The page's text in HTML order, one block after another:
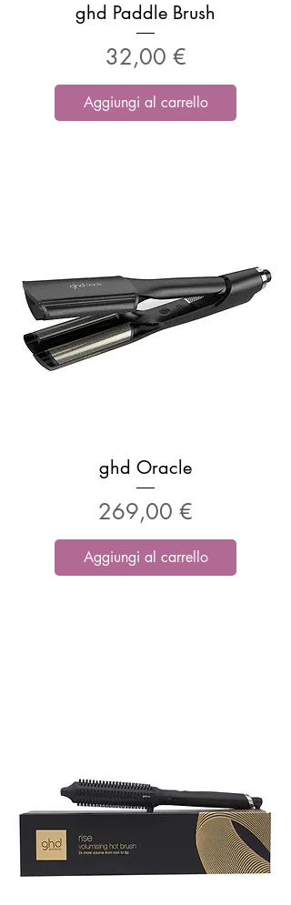
ghd Paddle Brush
Prezzo
32,00 €
Aggiungi al carrello
ghd Oracle
Prezzo
269,00 €
Aggiungi al carrello